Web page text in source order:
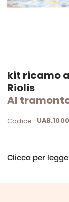
kit ricamo
Riolis
Al
Codice :
Clicca per
Vai
all'inizio
della
galleria
immagini